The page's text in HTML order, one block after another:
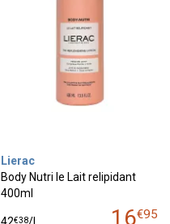
Lierac
Body Nutri le Lait relipidant
400ml
16€95
€38